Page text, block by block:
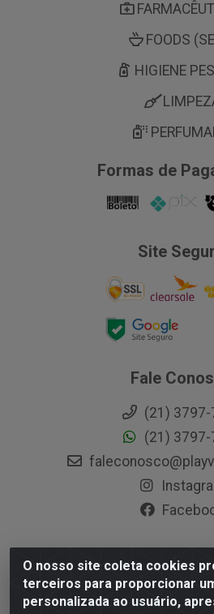
O nosso site coleta cookies
terceiros para proporcionar
personalizada ao usuário,
FOODS
HIGIENE
Formas de
Site
Fale
(21) 3797-
(21)
Playvender Distribuidora -
Xerém - Duque de Caxias / RJ -
05.762.204/